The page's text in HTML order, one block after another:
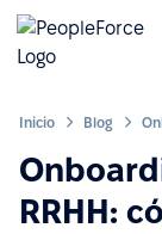
Inicio Blog
RRHH: